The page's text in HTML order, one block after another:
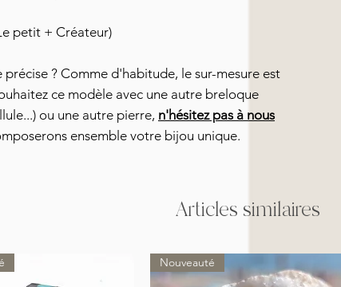
petit + Créateur)
précise ? Comme d'habitude, le sur-mesure est
ce modèle avec une autre breloque
ou une autre pierre, n'hésitez pas à nous
ensemble votre bijou unique.
Articles similaires
Nouveauté